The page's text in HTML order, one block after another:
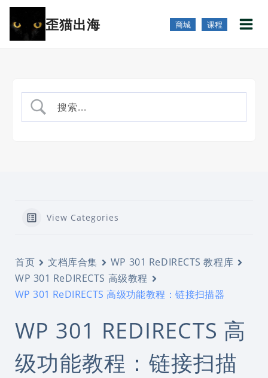
歪猫出海 商城 课程
View Categories
首页 文档库合集
WP 301 ReDIRECTS 教程库
WP 301 ReDIRECTS 高级教程
WP 301 ReDIRECTS 高级功能教程：链接扫描器
WP 301 REDIRECTS 高
级功能教程：链接扫描